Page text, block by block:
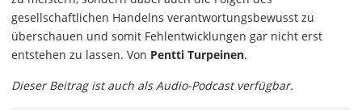
gesellschaftlichen Handelns verantwortungsbewusst zu
überschauen und somit Fehlentwicklungen gar nicht erst
entstehen zu lassen. Von Pentti Turpeinen.
Dieser Beitrag ist auch als Audio-Podcast verfügbar.